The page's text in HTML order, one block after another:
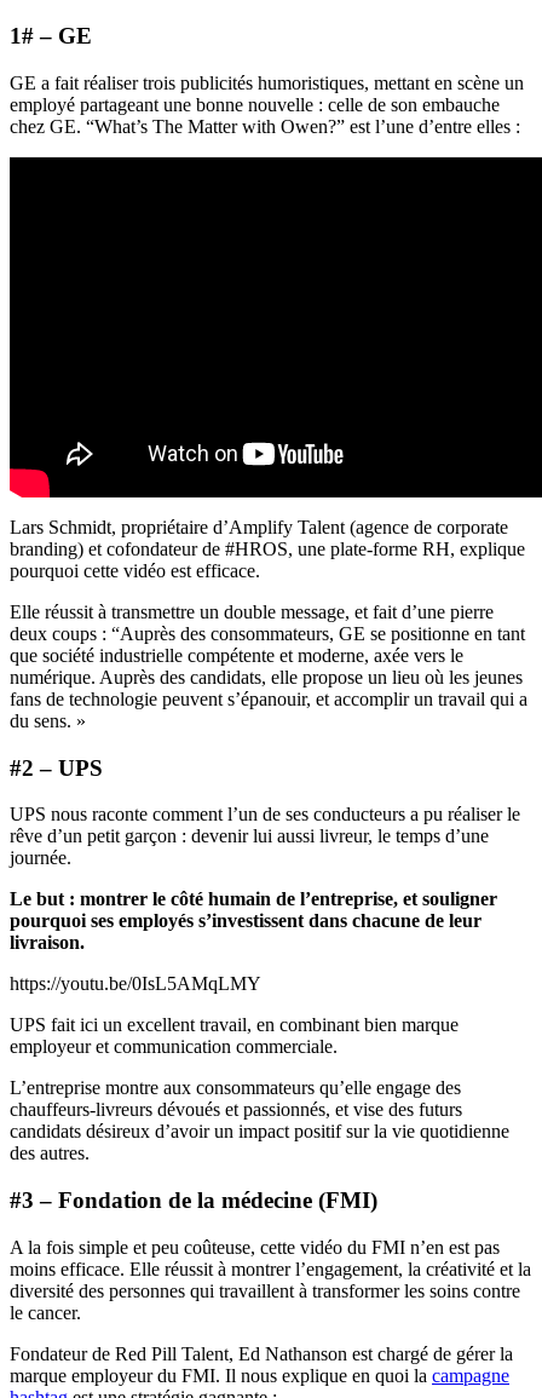
1# – GE
GE a fait réaliser trois publicités humoristiques, mettant en scène un
employé partageant une bonne nouvelle : celle de son embauche
chez GE. “What’s The Matter with Owen?” est l’une d’entre elles :
Lars Schmidt, propriétaire d’Amplify Talent (agence de corporate
branding) et cofondateur de #HROS, une plate-forme RH, explique
pourquoi cette vidéo est efficace.
Elle réussit à transmettre un double message, et fait d’une pierre
deux coups : “Auprès des consommateurs, GE se positionne en tant
que société industrielle compétente et moderne, axée vers le
numérique. Auprès des candidats, elle propose un lieu où les jeunes
fans de technologie peuvent s’épanouir, et accomplir un travail qui a
du sens. »
#2 – UPS
UPS nous raconte comment l’un de ses conducteurs a pu réaliser le
rêve d’un petit garçon : devenir lui aussi livreur, le temps d’une
journée.
Le but : montrer le côté humain de l’entreprise, et souligner
pourquoi ses employés s’investissent dans chacune de leur
livraison.
https://youtu.be/0IsL5AMqLMY
UPS fait ici un excellent travail, en combinant bien marque
employeur et communication commerciale.
L’entreprise montre aux consommateurs qu’elle engage des
chauffeurs-livreurs dévoués et passionnés, et vise des futurs
candidats désireux d’avoir un impact positif sur la vie quotidienne
des autres.
#3 – Fondation de la médecine (FMI)
A la fois simple et peu coûteuse, cette vidéo du FMI n’en est pas
moins efficace. Elle réussit à montrer l’engagement, la créativité et la
diversité des personnes qui travaillent à transformer les soins contre
le cancer.
Fondateur de Red Pill Talent, Ed Nathanson est chargé de gérer la
marque employeur du FMI. Il nous explique en quoi la campagne